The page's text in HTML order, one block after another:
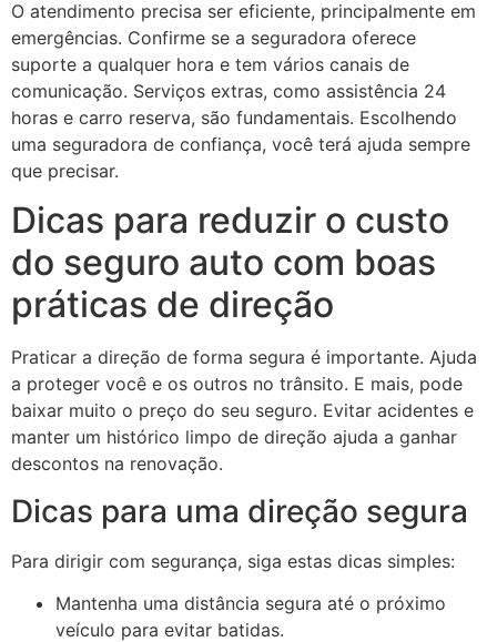
O atendimento precisa ser eficiente, principalmente em
emergências. Confirme se a seguradora oferece
suporte a qualquer hora e tem vários canais de
comunicação. Serviços extras, como assistência 24
horas e carro reserva, são fundamentais. Escolhendo
uma seguradora de confiança, você terá ajuda sempre
que precisar.
Dicas para reduzir o custo
do seguro auto com boas
práticas de direção
Praticar a direção de forma segura é importante. Ajuda
a proteger você e os outros no trânsito. E mais, pode
baixar muito o preço do seu seguro. Evitar acidentes e
manter um histórico limpo de direção ajuda a ganhar
descontos na renovação.
Dicas para uma direção segura
Para dirigir com segurança, siga estas dicas simples:
Mantenha uma distância segura até o próximo
veículo para evitar batidas.